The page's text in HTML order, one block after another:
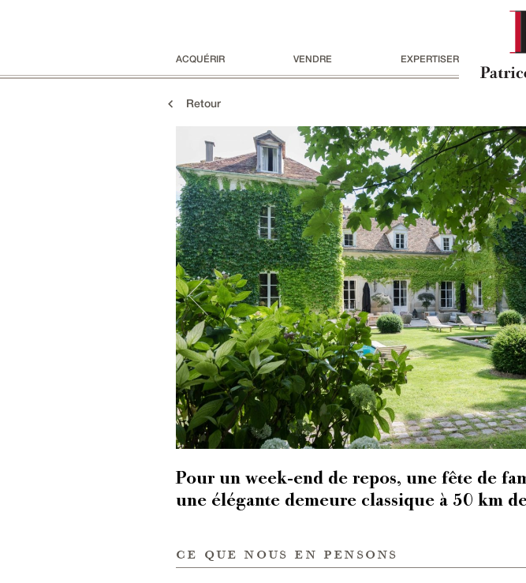
ACQUÉRIR VENDRE EXPERTISER
Retour
Pour un week-end de repos, une fête de
une élégante demeure classique à 50 km
ce que nous en pensons